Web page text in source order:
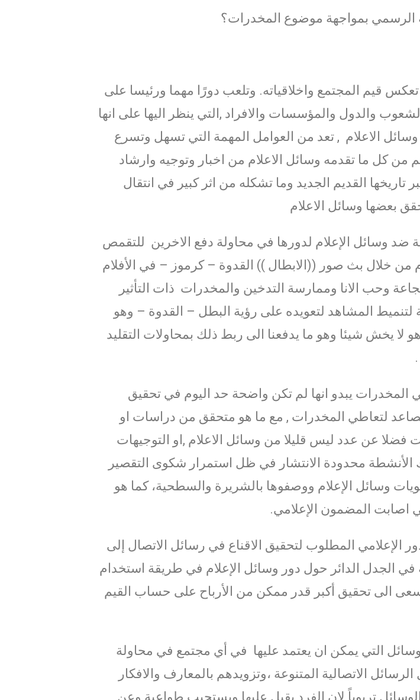
الرسمي بمواجهة موضوع المخدرات؟
قيم المجتمع واخلاقياته. وتلعب دورًا مهما ورئيسا على
والدول والمؤسسات والافراد ,التي ينظر اليها على انها
الاعلام , تعد من العوامل المهمة التي تسهل وتسرع
من كل ما تقدمه وسائل الاعلام من اخبار وتوجيه وارشاد
تاريخها القديم الجديد وما تشكله من اثر كبير في انتقال
بعضها وسائل الاعلام
وسائل الإعلام لدورها في محاولة دفع الاخرين للتقمص
من خلال بث صور ((الابطال )) القدوة – كرموز – في الأفلام
وحب الانا وممارسة التدخين والمخدرات ذات التأثير
لتنميط المشاهد لتعويده على رؤية البطل – القدوة – وهو
لا يخش شيئا وهو ما يدفعنا الى ربط ذلك بمحاولات التقليد
المخدرات يبدو انها لم تكن واضحة حد اليوم في تحقيق
لتعاطي المخدرات , مع ما هو متحقق من دراسات او
عن عدد ليس قليلا من وسائل الاعلام ,او التوجيهات
الأنشطة محدودة الانتشار في ظل استمرار شكوى التقصير
وسائل الإعلام ووصفوها بالشريرة والسطحية، كما هو
اصابت المضمون الإعلامي.
الإعلامي المطلوب لتحقيق الاقناع في رسائل الاتصال إلى
الجدل الدائر حول دور وسائل الإعلام في طريقة استخدام
تسعى الى تحقيق أكبر قدر ممكن من الأرباح على حساب القيم
التي يمكن ان يعتمد عليها في أي مجتمع في محاولة
الاتصالية المتنوعة ،وتزويدهم بالمعارف والافكار
تربوياً لان الفرد يقبل عليها ويستجيب طواعية وعن